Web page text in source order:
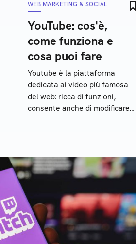
WEB MARKETING & SOCIAL
YouTube: cos'è,
come funziona e
cosa puoi fare
Youtube è la piattaforma
dedicata ai video più famosa
del web: ricca di funzioni,
consente anche di modificare
caratteristiche